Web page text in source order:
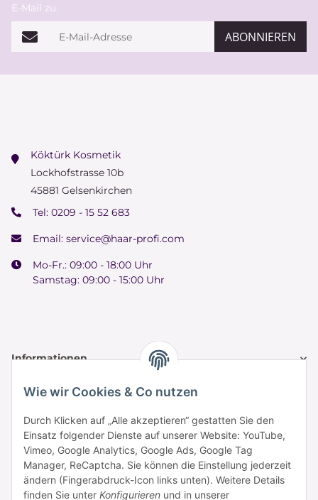
Wie wir Cookies & Co nutzen
Durch Klicken auf „Alle akzeptieren“ gestatten Sie den
Einsatz folgender Dienste auf unserer Website: YouTube,
Vimeo, Google Analytics, Google Ads, Google Tag
Manager, ReCaptcha. Sie können die Einstellung jederzeit
ändern (Fingerabdruck-Icon links unten). Weitere Details
finden Sie unter Konfigurieren und in unserer
E-Mail zu.
E-Mail-Adresse ABONNIEREN
Köktürk Kosmetik
Lockhofstrasse 10b
45881 Gelsenkirchen
Tel: 0209 - 15 52 683
Email: service@haar-profi.com
Mo-Fr.: 09:00 - 18:00 Uhr
Samstag: 09:00 - 15:00 Uhr
Informationen